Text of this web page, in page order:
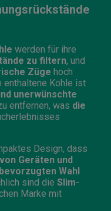
werden für ihre
zu filtern, und
Züge hoch
enthaltene Kohle ist
unerwünschte
entfernen, was die
Design, dass
Geräten und
bevorzugten Wahl
sind die Slim-
Marke mit